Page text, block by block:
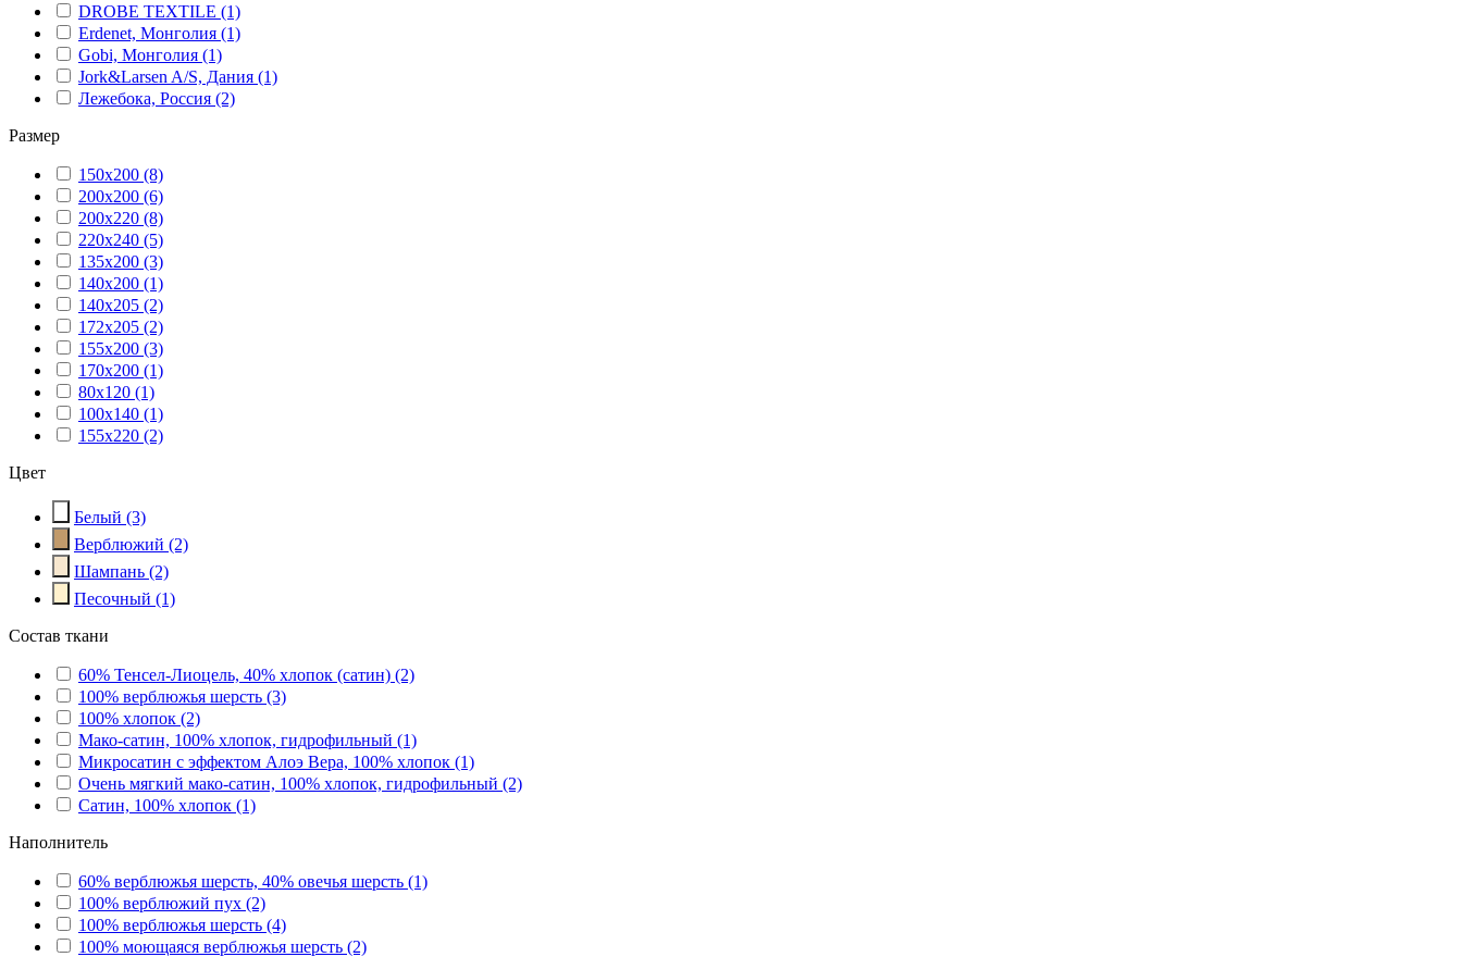
DROBE TEXTILE (1)
Erdenet, Монголия (1)
Gobi, Монголия (1)
Jork&Larsen A/S, Дания (1)
Лежебока, Россия (2)
Размер
150x200 (8)
200x200 (6)
200x220 (8)
220x240 (5)
135x200 (3)
140x200 (1)
140x205 (2)
172x205 (2)
155x200 (3)
170x200 (1)
80x120 (1)
100x140 (1)
155x220 (2)
Цвет
Белый (3)
Верблюжий (2)
Шампань (2)
Песочный (1)
Состав ткани
60% Тенсел-Лиоцель, 40% хлопок (сатин) (2)
100% верблюжья шерсть (3)
100% хлопок (2)
Мако-сатин, 100% хлопок, гидрофильный (1)
Микросатин с эффектом Алоэ Вера, 100% хлопок (1)
Очень мягкий мако-сатин, 100% хлопок, гидрофильный (2)
Сатин, 100% хлопок (1)
Наполнитель
60% верблюжья шерсть, 40% овечья шерсть (1)
100% верблюжий пух (2)
100% верблюжья шерсть (4)
100% моющаяся верблюжья шерсть (2)